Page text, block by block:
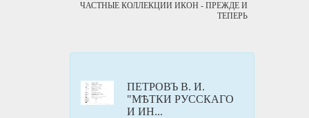
ЧАСТНЫЕ КОЛЛЕКЦИИ ИКОН - ПРЕЖДЕ И
ТЕПЕРЬ
ПЕТРОВЪ В. И.
"МѢТКИ РУССКАГО
И ИН...